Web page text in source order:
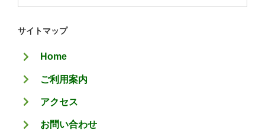
テ
ゴ
ー
サイトマップ
Home
ご利用案内
アクセス
お問い合わせ